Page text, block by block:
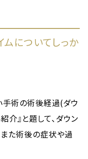
についてしっか
手術の術後経過(ダウ
』と題して、ダウン
た術後の症状や過